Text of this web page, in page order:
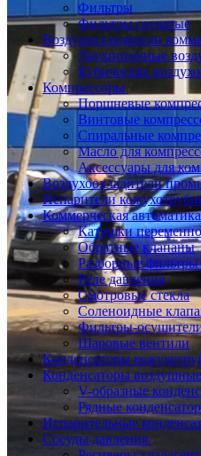
Фильтры
Фильтры сетчатые
Воздухоохладители
Двухпоточные
Кубические
Компрессоры
Поршневые
Винтовые
Спиральные
Масло для
Аксессуары для
Воздухоохладители
Испарители
Коммерческая
Катушки
Обратные клапаны
Разборные фильтры
Реле давления
Смотровые стекла
Соленоидные
Фильтры-
Шаровые вентили
Конденсаторы
Конденсаторы воздушные
V-образные
Рядные
Испарительные
Сосуды давления